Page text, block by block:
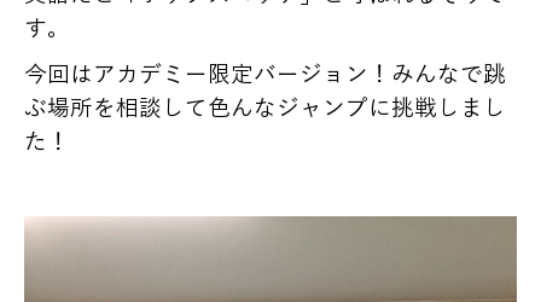
す。
今回はアカデミー限定バージョン！みんなで跳
ぶ場所を相談して色んなジャンプに挑戦しまし
た！